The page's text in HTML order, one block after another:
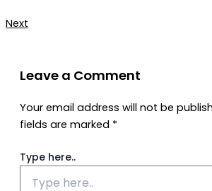
Next
Leave a Comment
Your email address will not be
fields are marked *
Type here..